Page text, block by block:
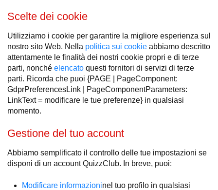
Scelte dei cookie
Utilizziamo i cookie per garantire la migliore esperienza sul
nostro sito Web. Nella politica sui cookie abbiamo descritto
attentamente le finalità dei nostri cookie propri e di terze
parti, nonché elencato questi fornitori di servizi di terze
parti. Ricorda che puoi {PAGE | PageComponent:
GdprPreferencesLink | PageComponentParameters:
LinkText = modificare le tue preferenze} in qualsiasi
momento.
Gestione del tuo account
Abbiamo semplificato il controllo delle tue impostazioni se
disponi di un account QuizzClub. In breve, puoi:
Modificare informazioninel tuo profilo in qualsiasi